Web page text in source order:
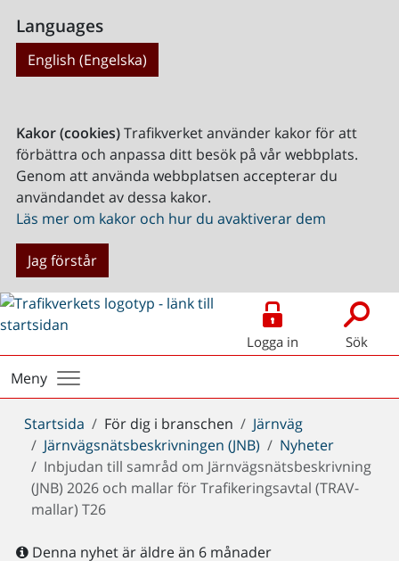
Languages
English (Engelska)
Kakor (cookies)Trafikverket använder kakor för att
förbättra och anpassa ditt besök på vår webbplats.
Genom att använda webbplatsen accepterar du
användandet av dessa kakor.
Läs mer om kakor och hur du avaktiverar dem
Jag förstår
Logga in Sök
Meny
Du
är
här:
Startsida För dig i branschen
Järnväg
Järnvägsnätsbeskrivningen (JNB)
Nyheter
Inbjudan till samråd om Järnvägsnätsbeskrivning
(JNB) 2026 och mallar för Trafikeringsavtal (TRAV-
mallar) T26
Denna nyhet är äldre än 6 månader